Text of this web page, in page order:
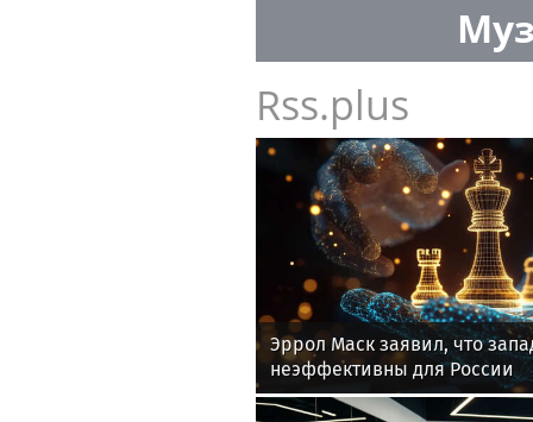
Rss.plus
Эррол Маск заявил, что
неэффективны для России